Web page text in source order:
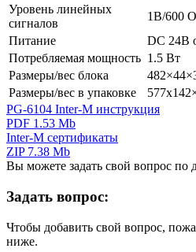
Уровень линейных
сигналов
1В/600
Питание
DC 24В
Потребляемая мощность 1.5 Вт
Размеры/вес блока
Размеры/вес в упаковке
PG-6104 Inter-M инструкция
PDF 1.53 Mb
Inter-M сертификаты
ZIP 7.38 Mb
Вы можете задать свой вопрос по
Задать вопрос:
Чтобы добавить свой вопрос,
ниже.